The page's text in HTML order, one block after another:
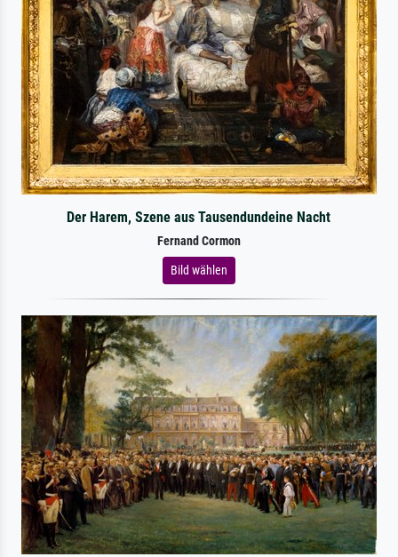
Der Harem, Szene aus Tausendundeine Nacht
Fernand Cormon
Bild wählen